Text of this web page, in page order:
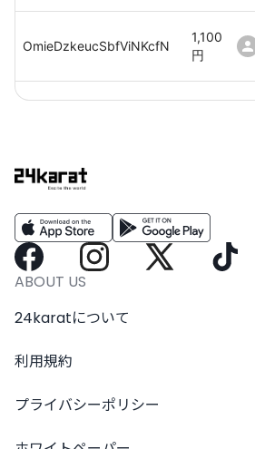
OmieDzkeucSbfViNKcfN
1,100
円
iVCtIXtH1qhVGCecCj2U
ABOUT US
24karatについて
利用規約
プライバシーポリシー